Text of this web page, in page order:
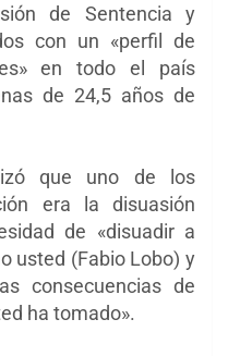
de Sentencia y
​​con un «perfil de
en todo el país
de 24,5 años de
que uno de los
era la disuasión
de «disuadir a
usted (Fabio Lobo) y
consecuencias de
ha tomado».